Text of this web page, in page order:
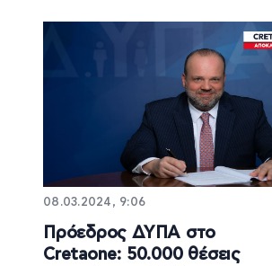
08.03.2024, 9:06
Πρόεδρος ΔΥΠΑ στο
Cretaone: 50.000 θέσεις